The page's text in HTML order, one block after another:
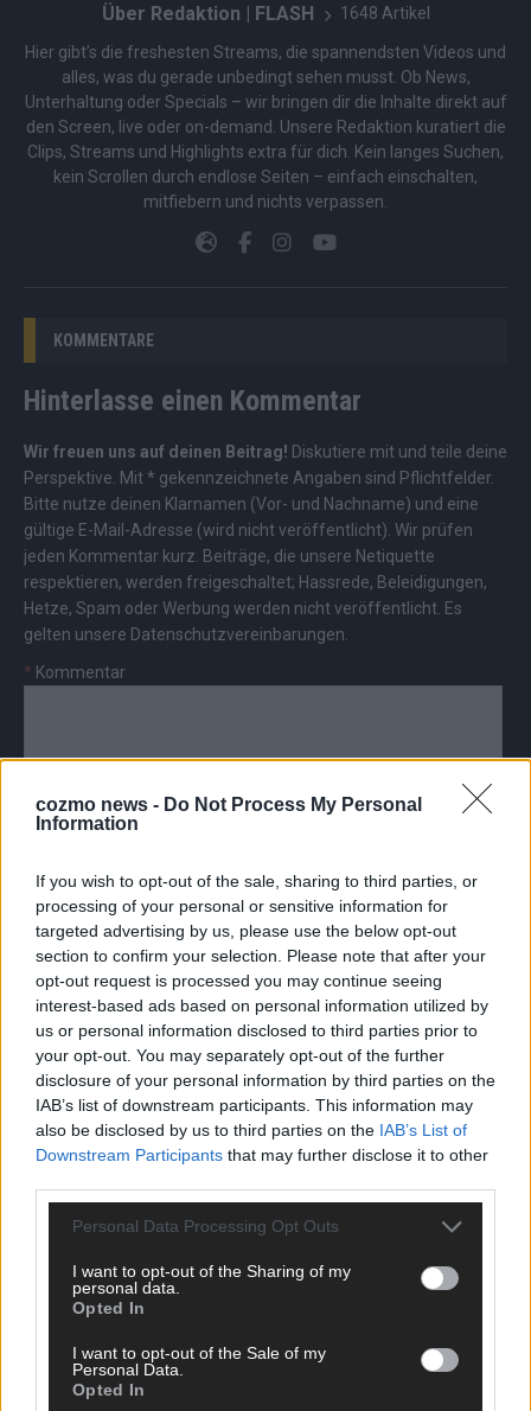
cozmo news - Do Not Process My Personal
Information
If you wish to opt-out of the sale, sharing to third parties, or
processing of your personal or sensitive information for
targeted advertising by us, please use the below opt-out
section to confirm your selection. Please note that after your
opt-out request is processed you may continue seeing
interest-based ads based on personal information utilized by
us or personal information disclosed to third parties prior to
your opt-out. You may separately opt-out of the further
disclosure of your personal information by third parties on the
IAB’s list of downstream participants. This information may
also be disclosed by us to third parties on the IAB’s List of
Downstream Participants that may further disclose it to other
Personal Data Processing Opt Outs
I want to opt-out of the Sharing of my
personal data.
Opted In
I want to opt-out of the Sale of my
Personal Data.
Opted In
Über Redaktion | FLASH 1648 Artikel
Hier gibt’s die freshesten Streams, die spannendsten Videos und
alles, was du gerade unbedingt sehen musst. Ob News,
Unterhaltung oder Specials – wir bringen dir die Inhalte direkt auf
den Screen, live oder on-demand. Unsere Redaktion kuratiert die
Clips, Streams und Highlights extra für dich. Kein langes Suchen,
kein Scrollen durch endlose Seiten – einfach einschalten,
mitfiebern und nichts verpassen.
KOMMENTARE
Hinterlasse einen Kommentar
Wir freuen uns auf deinen Beitrag! Diskutiere mit und teile deine
Perspektive. Mit * gekennzeichnete Angaben sind Pflichtfelder.
Bitte nutze deinen Klarnamen (Vor- und Nachname) und eine
gültige E-Mail-Adresse (wird nicht veröffentlicht). Wir prüfen
jeden Kommentar kurz. Beiträge, die unsere Netiquette
respektieren, werden freigeschaltet; Hassrede, Beleidigungen,
Hetze, Spam oder Werbung werden nicht veröffentlicht. Es
gelten unsere Datenschutzvereinbarungen
* Kommentar
E-Mail
AD
FOLGE UNS BEI FACEBOOK
MEDIATHEK
The Masked Singer: Lieblingssong: Rave-Ioli berührt